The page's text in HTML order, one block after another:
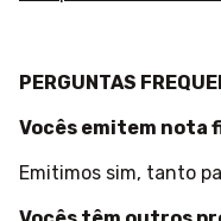
PERGUNTAS
Vocês emitem nota
Emitimos sim, tanto